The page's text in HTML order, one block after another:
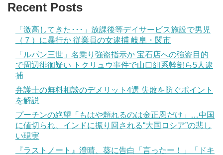
Recent Posts
「激高してきた･･･」放課後等デイサービス施設で男児
（７）に暴行か 従業員の女逮捕 岐阜・関市
「ルパン三世」名乗り強盗指示か 宝石店への強盗目的
で周辺徘徊疑い トクリュウ事件で山口組系幹部ら5人逮
捕
弁護士の無料相談のデメリット4選 失敗を防ぐポイント
を解説
プーチンの絶望「もはや頼れるのは金正恩だけ」…中国
に値切られ、インドに振り回される“大国ロシア”の悲し
い現実
『ラストノート』澄晴、葵に告白「言ったー！」「ドキ